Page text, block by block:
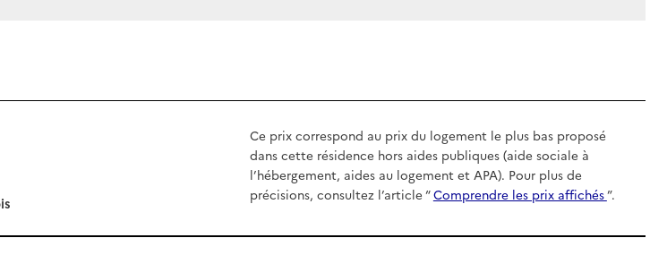
Ce prix correspond au prix du logement le plus bas proposé
dans cette résidence hors aides publiques (aide sociale à
l’hébergement, aides au logement et APA). Pour plus de
précisions, consultez l’article “Comprendre les prix affichés”.